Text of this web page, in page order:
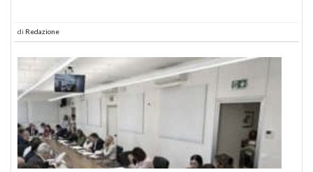
di Redazione